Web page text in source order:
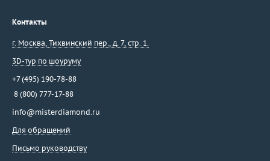
Контакты
г. Москва, Тихвинский пер., д. 7, стр. 1.
3D-тур по шоуруму
+7 (495) 190-78-88
8 (800) 777-17-88
info@misterdiamond.ru
Для обращений
Письмо руководству